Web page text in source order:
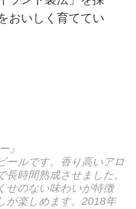
おいしく育ててい
』
ールです。香り高いアロ
時間熟成させました。
せのない味わいが特徴
が楽しめます。2018年